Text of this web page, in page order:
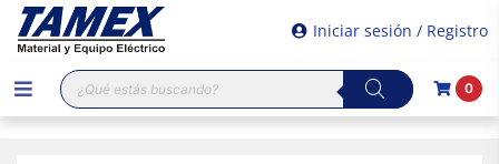
Iniciar sesión / Registro
Búsqueda
de
productos
0